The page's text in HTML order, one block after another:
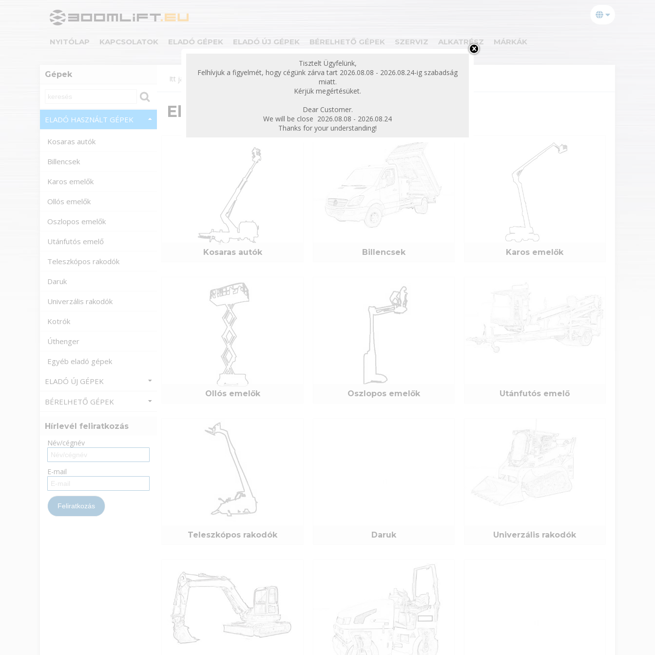
bezárás
Tisztelt Ügyfelünk,
Felhívjuk a figyelmét, hogy cégünk zárva tart 2026.08.08 - 2026.08.24-ig szabadság
miatt.
Kérjük megértésüket.
Dear Customer.
We will be close 2026.08.08 - 2026.08.24
Thanks for your understanding!
NYITÓLAP KAPCSOLATOK ELADÓ GÉPEK ELADÓ ÚJ GÉPEK BÉRELHETŐ GÉPEK SZERVIZ ALKATRÉSZ MÁRKÁK
Itt járok: Gépek Eladó használt gépek
Eladó használt gépek
Kosaras autók Billencsek Karos emelők
Ollós emelők Oszlopos emelők Utánfutós emelő
Teleszkópos rakodók Daruk Univerzális rakodók
Gépek
ELADÓ HASZNÁLT GÉPEK
Kosaras autók
Billencsek
Karos emelők
Ollós emelők
Oszlopos emelők
Utánfutós emelő
Teleszkópos rakodók
Daruk
Univerzális rakodók
Kotrók
Úthenger
Egyéb eladó gépek
ELADÓ ÚJ GÉPEK
BÉRELHETŐ GÉPEK
Hírlevél feliratkozás
Név/cégnév
E-mail